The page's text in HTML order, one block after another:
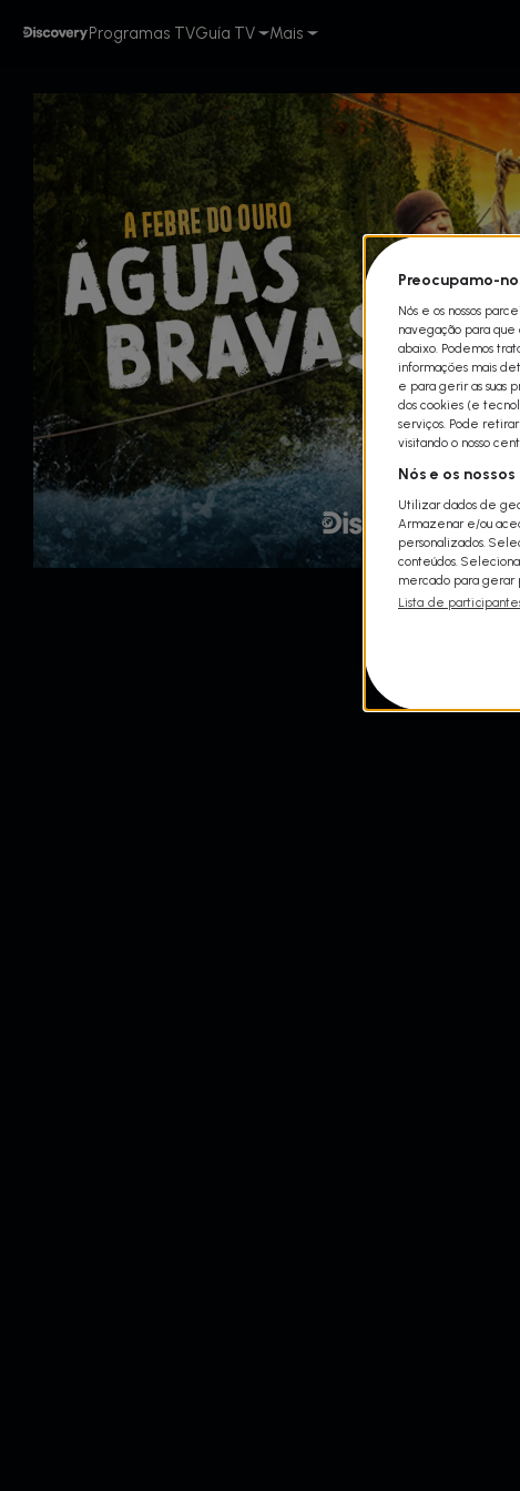
Programas TVGuía TV Mais
Preocupamo-
Nós e os nossos
navegação para que
abaixo. Podemos
informações mais
e para gerir as suas
dos cookies (e
serviços. Pode
visitando o nosso
Nós e os
Utilizar dados de
Armazenar e/ou
personalizados.
conteúdos.
mercado para gerar
Lista de